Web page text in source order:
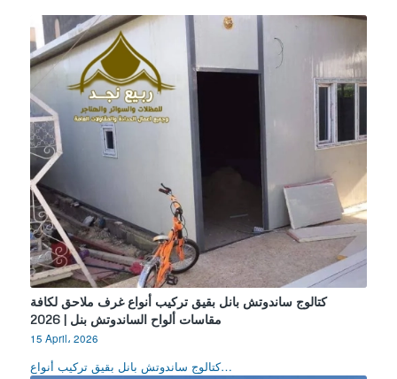
كتالوج ساندوتش بانل بقيق تركيب أنواع غرف ملاحق لكافة
مقاسات ألواح الساندوتش بنل | 2026
15 April، 2026
كتالوج ساندوتش بانل بقيق تركيب أنواع…